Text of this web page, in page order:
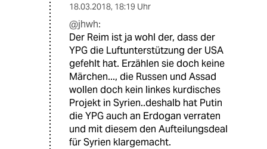
18.03.2018, 18:19 Uhr
@jhwh:
Der Reim ist ja wohl der, dass der
YPG die Luftunterstützung der USA
gefehlt hat. Erzählen sie doch keine
Märchen..., die Russen und Assad
wollen doch kein linkes kurdisches
Projekt in Syrien..deshalb hat Putin
die YPG auch an Erdogan verraten
und mit diesem den Aufteilungsdeal
für Syrien klargemacht.